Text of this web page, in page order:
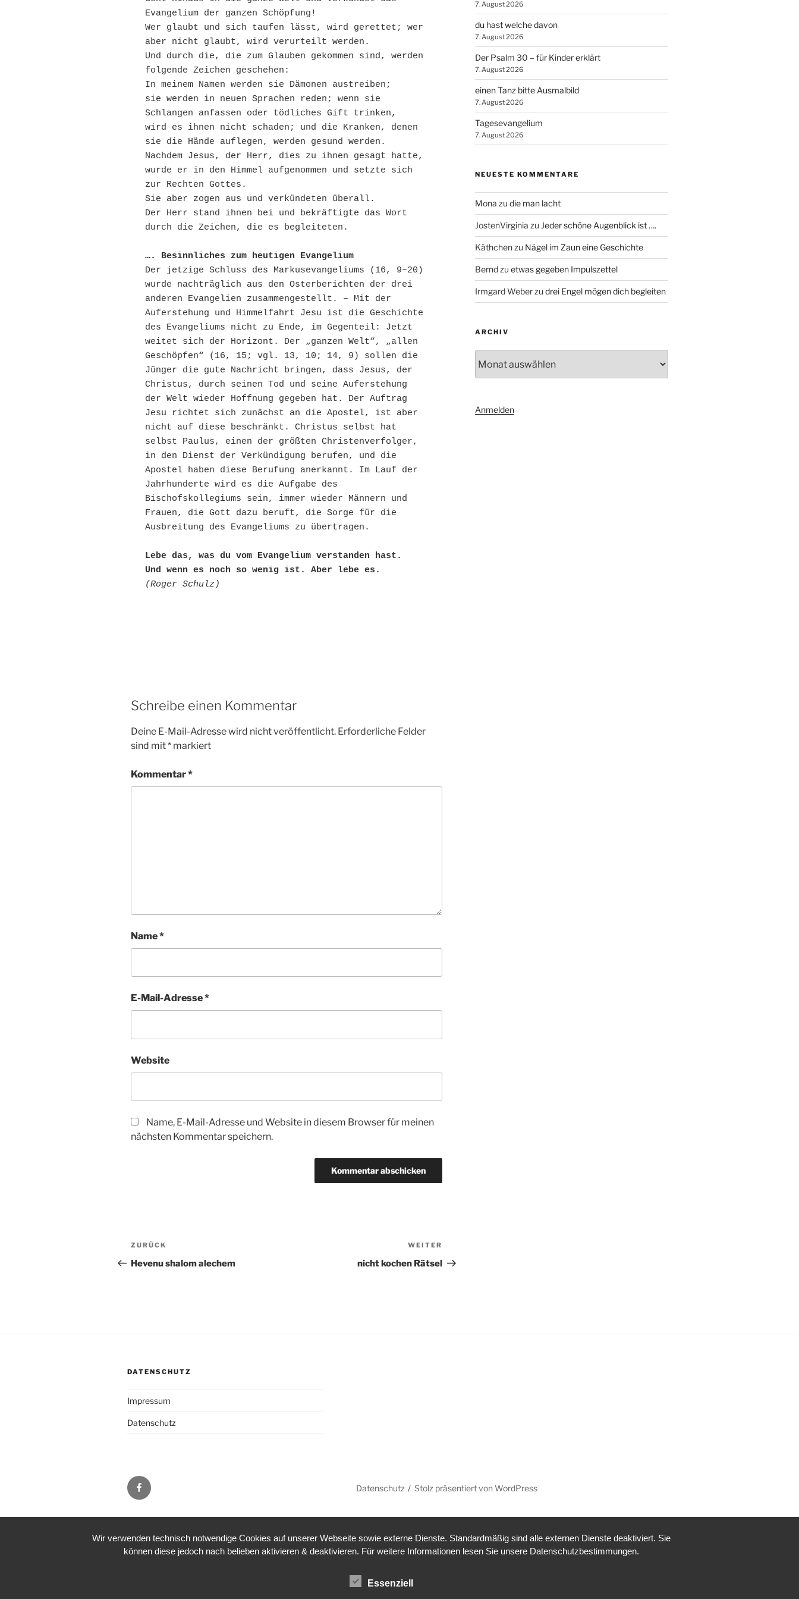
Evangelium der ganzen Schöpfung!
Wer glaubt und sich taufen lässt, wird gerettet; wer
aber nicht glaubt, wird verurteilt werden.
Und durch die, die zum Glauben gekommen sind, werden
folgende Zeichen geschehen:
In meinem Namen werden sie Dämonen austreiben;
sie werden in neuen Sprachen reden; wenn sie
Schlangen anfassen oder tödliches Gift trinken,
wird es ihnen nicht schaden; und die Kranken, denen
sie die Hände auflegen, werden gesund werden.
Nachdem Jesus, der Herr, dies zu ihnen gesagt hatte,
wurde er in den Himmel aufgenommen und setzte sich
zur Rechten Gottes.
Sie aber zogen aus und verkündeten überall.
Der Herr stand ihnen bei und bekräftigte das Wort
durch die Zeichen, die es begleiteten.
…. Besinnliches zum heutigen Evangelium
Der jetzige Schluss des Markusevangeliums (16, 9–20)
wurde nachträglich aus den Osterberichten der drei
anderen Evangelien zusammengestellt. – Mit der
Auferstehung und Himmelfahrt Jesu ist die Geschichte
des Evangeliums nicht zu Ende, im Gegenteil: Jetzt
weitet sich der Horizont. Der „ganzen Welt“, „allen
Geschöpfen“ (16, 15; vgl. 13, 10; 14, 9) sollen die
Jünger die gute Nachricht bringen, dass Jesus, der
Christus, durch seinen Tod und seine Auferstehung
der Welt wieder Hoffnung gegeben hat. Der Auftrag
Jesu richtet sich zunächst an die Apostel, ist aber
nicht auf diese beschränkt. Christus selbst hat
selbst Paulus, einen der größten Christenverfolger,
in den Dienst der Verkündigung berufen, und die
Apostel haben diese Berufung anerkannt. Im Lauf der
Jahrhunderte wird es die Aufgabe des
Bischofskollegiums sein, immer wieder Männern und
Frauen, die Gott dazu beruft, die Sorge für die
Ausbreitung des Evangeliums zu übertragen.
Lebe das, was du vom Evangelium verstanden hast.
Und wenn es noch so wenig ist. Aber lebe es.
(Roger Schulz)
Schreibe einen Kommentar
Deine E-Mail-Adresse wird nicht veröffentlicht. Erforderliche Felder
sind mit* markiert
Kommentar*
Name*
E-Mail-Adresse*
Website
Name, E-Mail-Adresse und Website in diesem Browser für meinen
nächsten Kommentar speichern.
Beitragsnavigation
Vorheriger
Beitrag
ZURÜCK
Hevenu shalom alechem
Beitrag
WEITER
nicht kochen Rätsel
7. August 2026
du hast welche davon
7. August 2026
Der Psalm 30 – für Kinder erklärt
7. August 2026
einen Tanz bitte Ausmalbild
7. August 2026
Tagesevangelium
7. August 2026
NEUESTE KOMMENTARE
Mona zu die man lacht
JostenVirginia zu Jeder schöne Augenblick ist ….
Käthchenzu Nägel im Zaun eine Geschichte
Berndzu etwas gegeben Impulszettel
Irmgard Weberzu drei Engel mögen dich begleiten
ARCHIV
Anmelden
DATENSCHUTZ
Impressum
Datenschutz
Facebook Datenschutz Stolz präsentiert von WordPress
Wir verwenden technisch notwendige Cookies auf unserer Webseite sowie externe Dienste. Standardmäßig sind alle externen Dienste deaktiviert. Sie
können diese jedoch nach belieben aktivieren & deaktivieren. Für weitere Informationen lesen Sie unsere Datenschutzbestimmungen.
Essenziell